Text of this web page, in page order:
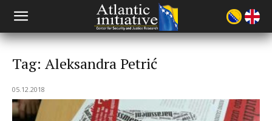
Tag: Aleksandra Petrić
05.12.2018